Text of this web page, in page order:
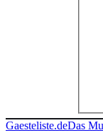
Gaesteliste.deDas